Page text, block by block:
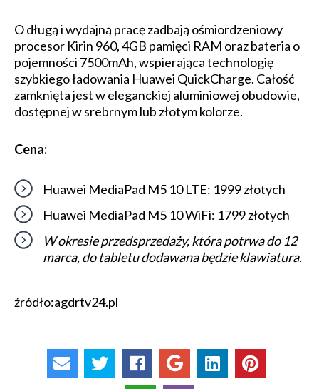
O długą i wydajną pracę zadbają ośmiordzeniowy
procesor Kirin 960, 4GB pamięci RAM oraz bateria o
pojemności 7500mAh, wspierająca technologię
szybkiego ładowania Huawei QuickCharge. Całość
zamknięta jest w eleganckiej aluminiowej obudowie,
dostępnej w srebrnym lub złotym kolorze.
Cena:
Huawei MediaPad M5 10 LTE: 1999 złotych
Huawei MediaPad M5 10 WiFi: 1799 złotych
W okresie przedsprzedaży, która potrwa do 12
marca, do tabletu dodawana będzie klawiatura.
źródło:agdrtv24.pl